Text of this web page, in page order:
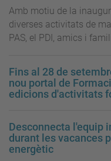
Amb motiu de la
diverses activitats de
PAS, el PDI, amics i
Fins al 28 de
nou portal de
edicions d'activitats
Desconnecta l'equip
durant les vacances
energètic